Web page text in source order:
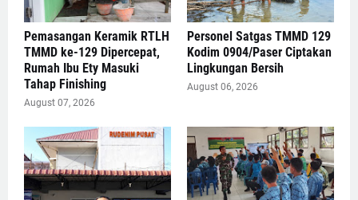
Pemasangan Keramik RTLH
TMMD ke-129 Dipercepat,
Rumah Ibu Ety Masuki
Tahap Finishing
August 07, 2026
Personel Satgas TMMD 129
Kodim 0904/Paser Ciptakan
Lingkungan Bersih
August 06, 2026